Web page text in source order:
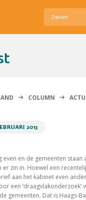
COLUMN
2013
even en de gemeenten staan
zin in. Hoewel een
aan het kabinet even
een ‘draagvlakonderzoek’
gemeenten. Dat is Haags-